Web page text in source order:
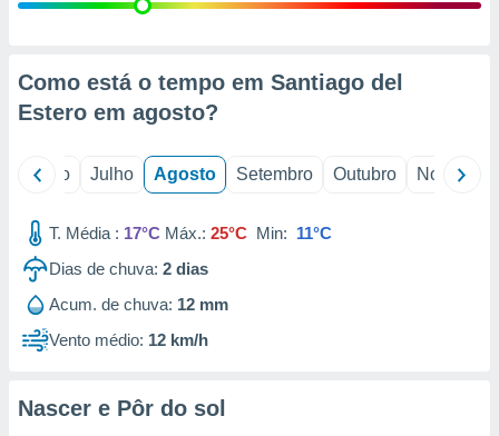
estudos
1199
Como está o tempo em Santiago del
Estero em agosto?
Junho Julho Agosto Setembro Outubro Novembro
T. Média : 17°C Máx.: 25°C Min: 11°C
Dias de chuva: 2 dias
Acum. de chuva: 12 mm
Vento médio: 12 km/h
Nascer e Pôr do sol